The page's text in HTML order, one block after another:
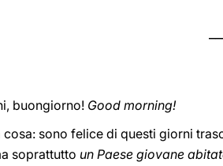
buongiorno! Good morning!
cosa: sono felice di questi giorni
soprattutto un Paese giovane